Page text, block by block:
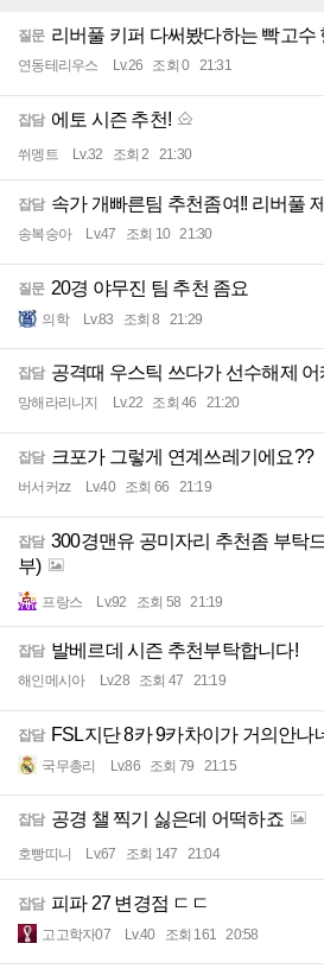
질문 리버풀 키퍼 다써봤다하는 빡고수
연동테리우스 Lv.26 조회 0 21:31
잡담 에토 시즌 추천!
쒸멩트 Lv.32 조회 2 21:30
잡담 속가 개빠른팀 추천좀여!! 리버풀
송복숭아 Lv.47 조회 10 21:30
질문 20경 야무진 팀 추천 좀요
의학 Lv.83 조회 8 21:29
잡담 공격때 우스틱 쓰다가 선수해제 어
망해라리니지 Lv.22 조회 46 21:20
잡담 크포가 그렇게 연계쓰레기에요??
버서커zz Lv.40 조회 66 21:19
잡담 300경맨유 공미자리 추천좀 부탁
부)
프랑스 Lv.92 조회 58 21:19
잡담 발베르데 시즌 추천부탁합니다!
해인메시아 Lv.28 조회 47 21:19
잡담 FSL지단 8카 9카차이가 거의안나
국무총리 Lv.86 조회 79 21:15
잡담 공경 챌 찍기 싫은데 어떡하죠
호빵띠니 Lv.67 조회 147 21:04
잡담 피파 27 변경점 ㄷㄷ
고고학자07 Lv.40 조회 161 20:58